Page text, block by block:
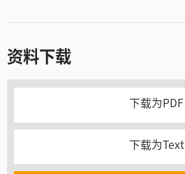
资料下载
下载为PDF
下载为Text